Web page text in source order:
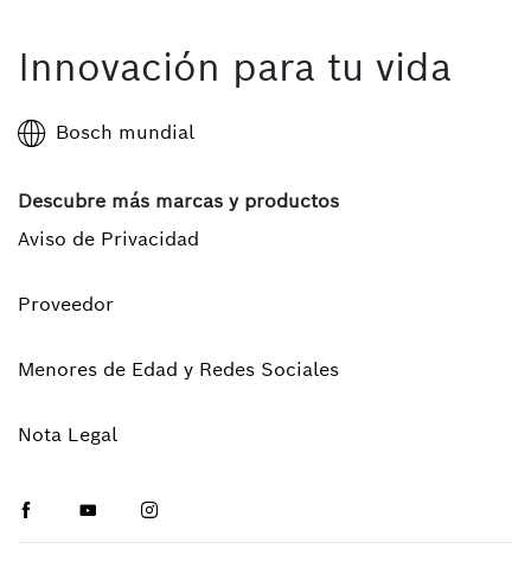
Innovación para tu vida
Bosch mundial
Descubre más marcas y productos
Aviso de Privacidad
Proveedor
Menores de Edad y Redes Sociales
Nota Legal
FacebookYoutubeInstagram